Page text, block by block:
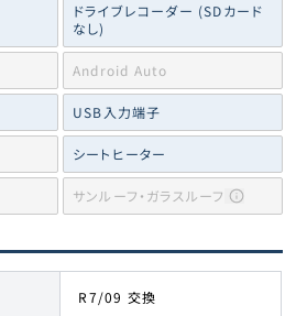
ドライブレコーダー (SDカード
なし)
Android Auto
USB入力端子
シートヒーター
サンルーフ・ガラスルーフ
R7/09 交換